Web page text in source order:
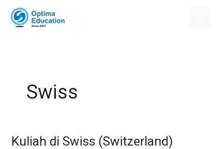
content
Swiss
Kuliah di Swiss (Switzerland)
Kuliah